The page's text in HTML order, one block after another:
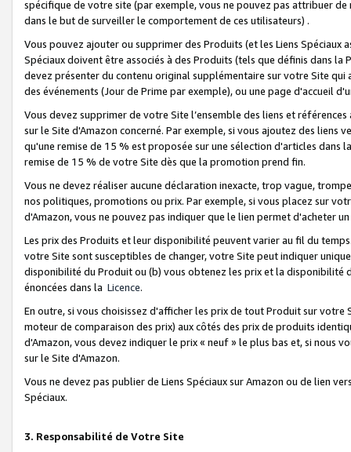
spécifique de votre site (par exemple, vous ne pouvez pas attribuer
dans le but de surveiller le comportement de ces utilisateurs) .
Vous pouvez ajouter ou supprimer des Produits (et les Liens
Spéciaux doivent être associés à des Produits (tels que définis dans
devez présenter du contenu original supplémentaire sur votre Site qui
des événements (Jour de Prime par exemple), ou une page d'accueil
Vous devez supprimer de votre Site l’ensemble des liens et
sur le Site d'Amazon concerné. Par exemple, si vous ajoutez des
qu'une remise de 15 % est proposée sur une sélection d'articles
remise de 15 % de votre Site dès que la promotion prend fin.
Vous ne devez réaliser aucune déclaration inexacte, trop vague,
nos politiques, promotions ou prix. Par exemple, si vous placez sur
d'Amazon, vous ne pouvez pas indiquer que le lien permet d'acheter
Les prix des Produits et leur disponibilité peuvent varier au fil du
votre Site sont susceptibles de changer, votre Site peut indiquer
disponibilité du Produit ou (b) vous obtenez les prix et la disponibilité
énoncées dans la Licence.
En outre, si vous choisissez d'afficher les prix de tout Produit sur
moteur de comparaison des prix) aux côtés des prix de produits
d'Amazon, vous devez indiquer le prix « neuf » le plus bas et, si nous
sur le Site d'Amazon.
Vous ne devez pas publier de Liens Spéciaux sur Amazon ou de lien
Spéciaux.
3. Responsabilité de Votre Site